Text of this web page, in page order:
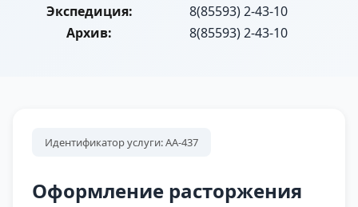
Экспедиция:
8(85593) 2-43-10
Архив:
8(85593) 2-43-10
Идентификатор услуги: АА-437
Оформление расторжения